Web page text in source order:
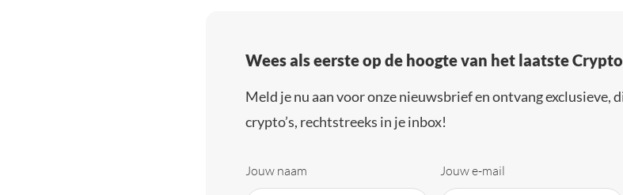
Wees als eerste op de hoogte van het laatste
Meld je nu aan voor onze nieuwsbrief en ontvang exclusieve,
crypto’s, rechtstreeks in je inbox!
Jouw naam Jouw e-mail